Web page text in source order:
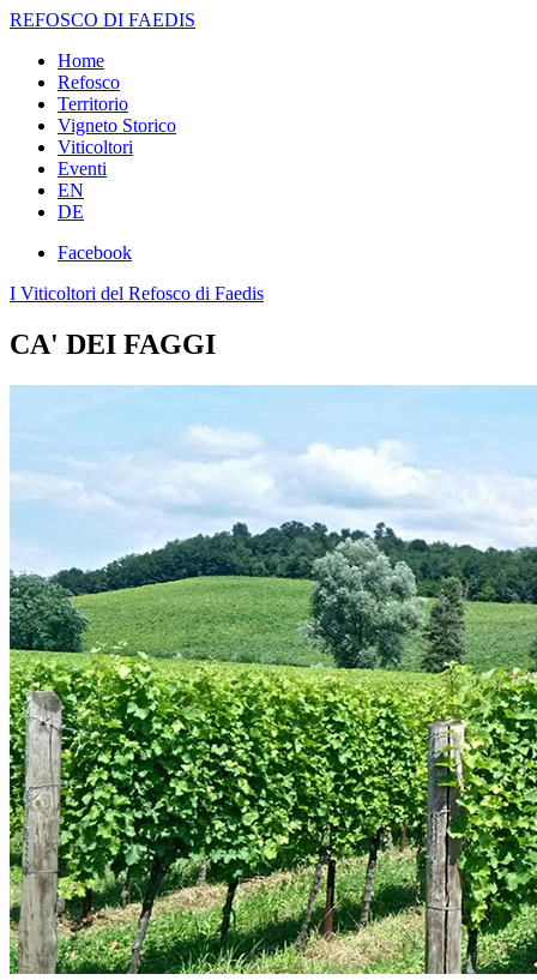
REFOSCO DI FAEDIS
Home
Refosco
Territorio
Vigneto Storico
Viticoltori
Eventi
EN
DE
Facebook
I Viticoltori del Refosco di Faedis
CA' DEI FAGGI